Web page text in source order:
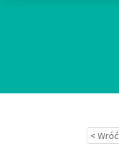
< Wróć